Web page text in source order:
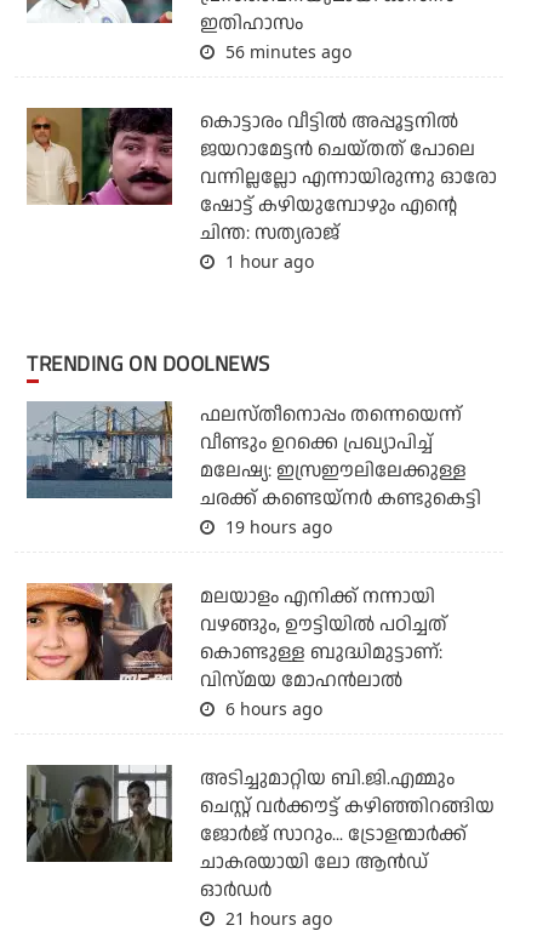
ഇതിഹാസം
56 minutes ago
കൊട്ടാരം വീട്ടില്‍ അപ്പൂട്ടനില്‍
ജയറാമേട്ടന്‍ ചെയ്തത് പോലെ
വന്നില്ലല്ലോ എന്നായിരുന്നു ഓരോ
ഷോട്ട് കഴിയുമ്പോഴും എന്റെ
ചിന്ത: സത്യരാജ്
1 hour ago
TRENDING ON DOOLNEWS
ഫലസ്തീനൊപ്പം തന്നെയെന്ന്
വീണ്ടും ഉറക്കെ പ്രഖ്യാപിച്ച്
മലേഷ്യ: ഇസ്രഈലിലേക്കുള്ള
ചരക്ക് കണ്ടെയ്‌നര്‍ കണ്ടുകെട്ടി
19 hours ago
മലയാളം എനിക്ക് നന്നായി
വഴങ്ങും, ഊട്ടിയില്‍ പഠിച്ചത്
കൊണ്ടുള്ള ബുദ്ധിമുട്ടാണ്:
വിസ്മയ മോഹന്‍ലാല്‍
6 hours ago
അടിച്ചുമാറ്റിയ ബി.ജി.എമ്മും
ചെസ്റ്റ് വര്‍ക്കൗട്ട് കഴിഞ്ഞിറങ്ങിയ
ജോര്‍ജ് സാറും... ട്രോളന്മാര്‍ക്ക്
ചാകരയായി ലോ ആന്‍ഡ്
ഓര്‍ഡര്‍
21 hours ago